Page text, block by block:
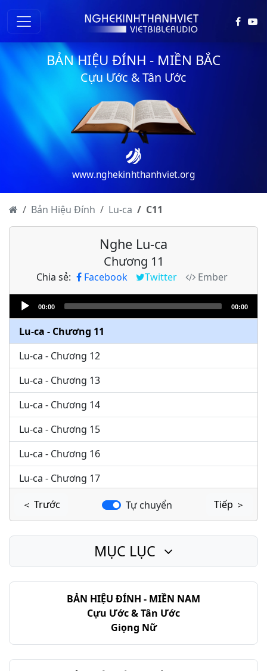
BẢN HIỆU ĐÍNH - MIỀN BẮC
Cựu Ước & Tân Ước
www.nghekinhthanhviet.org
Bản Hiệu Đính Lu-ca C11
Nghe Lu-ca
Chương 11
Chia sẻ: Facebook Twitter
Ember
Audio
Player
00:00 00:00
Lu-ca - Chương 1
Lu-ca - Chương 2
Lu-ca - Chương 3
Lu-ca - Chương 4
Lu-ca - Chương 6
Lu-ca - Chương 9
Lu-ca - Chương 10
Lu-ca - Chương 11
Lu-ca - Chương 12
Lu-ca - Chương 13
Lu-ca - Chương 14
Lu-ca - Chương 15
Lu-ca - Chương 16
Lu-ca - Chương 17
Lu-ca - Chương 18
Lu-ca - Chương 20
Lu-ca - Chương 22
＜ Trước Tự chuyển Tiếp ＞
BẢN HIỆU ĐÍNH - MIỀN NAM
Cựu Ước & Tân Ước
Giọng Nữ
MỤC LỤC